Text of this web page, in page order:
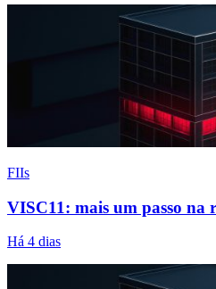
FIIs
VISC11: mais um passo na
Há 4 dias